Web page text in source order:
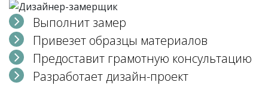
Выполнит замер
Привезет образцы материалов
Предоставит грамотную консультацию
Разработает дизайн-проект